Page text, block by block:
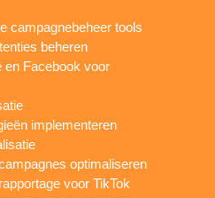
campagnebeheer tools
beheren
en Facebook voor
implementeren
optimaliseren
voor TikTok